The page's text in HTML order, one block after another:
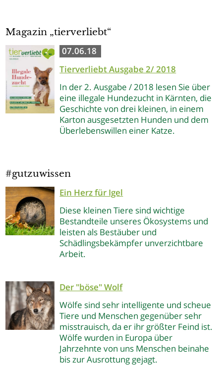
Magazin „tierverliebt“
07.06.18
Tierverliebt Ausgabe 2/ 2018
In der 2. Ausgabe / 2018 lesen Sie über
eine illegale Hundezucht in Kärnten, die
Geschichte von drei kleinen, in einem
Karton ausgesetzten Hunden und dem
Überlebenswillen einer Katze.
#gutzuwissen
Ein Herz für Igel
Diese kleinen Tiere sind wichtige
Bestandteile unseres Ökosystems und
leisten als Bestäuber und
Schädlingsbekämpfer unverzichtbare
Arbeit.
Der "böse" Wolf
Wölfe sind sehr intelligente und scheue
Tiere und Menschen gegenüber sehr
misstrauisch, da er ihr größter Feind ist.
Wölfe wurden in Europa über
Jahrzehnte von uns Menschen beinahe
bis zur Ausrottung gejagt.